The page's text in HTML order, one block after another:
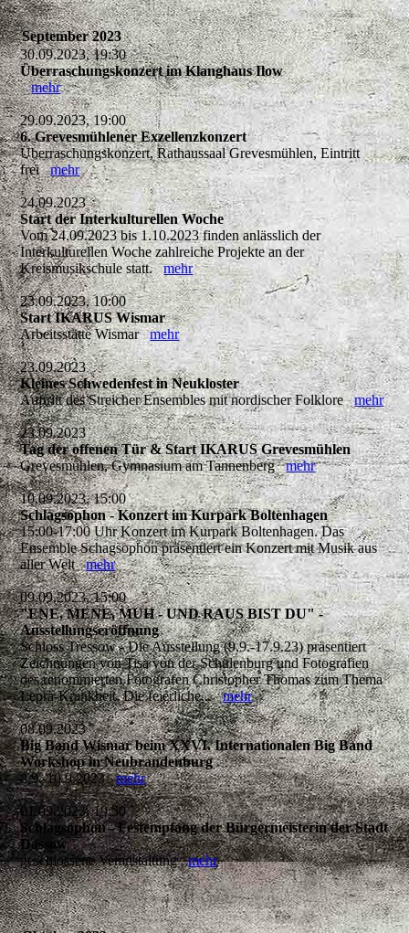
September 2023
30.09.2023, 19:30
Überraschungskonzert im Klanghaus Ilow
mehr
29.09.2023, 19:00
6. Grevesmühlener Exzellenzkonzert
Überraschungskonzert, Rathaussaal Grevesmühlen, Eintritt
freimehr
24.09.2023
Start der Interkulturellen Woche
Vom 24.09.2023 bis 1.10.2023 finden anlässlich der
Interkulturellen Woche zahlreiche Projekte an der
Kreismusikschule statt.mehr
23.09.2023, 10:00
Start IKARUS Wismar
Arbeitsstätte Wismarmehr
23.09.2023
Kleines Schwedenfest in Neukloster
Auftritt des Streicher Ensembles mit nordischer Folkloremehr
23.09.2023
Tag der offenen Tür & Start IKARUS Grevesmühlen
Grevesmühlen, Gymnasium am Tannenbergmehr
10.09.2023, 15:00
Schlagsophon - Konzert im Kurpark Boltenhagen
15:00-17:00 Uhr Konzert im Kurpark Boltenhagen. Das
Ensemble Schagsophon präsentiert ein Konzert mit Musik aus
aller Weltmehr
09.09.2023, 15:00
"ENE, MENE, MUH - UND RAUS BIST DU" -
Ausstellungseröffnung
Schloss Tressow - Die Ausstellung (9.9.-17.9.23) präsentiert
Zeichnungen von Tisa von der Schulenburg und Fotografien
des renommierten Fotografen Christopher Thomas zum Thema
Lepra-Krankheit. Die feierliche...mehr
08.09.2023
Big Band Wismar beim XXVI. Internationalen Big Band
Workshop in Neubrandenburg
8.9.-10.9.2023mehr
01.09.2023, 19:30
Schlagsophon - Festempfang der Bürgermeisterin der Stadt
Dassow
geschlossene Veranstaltungmehr